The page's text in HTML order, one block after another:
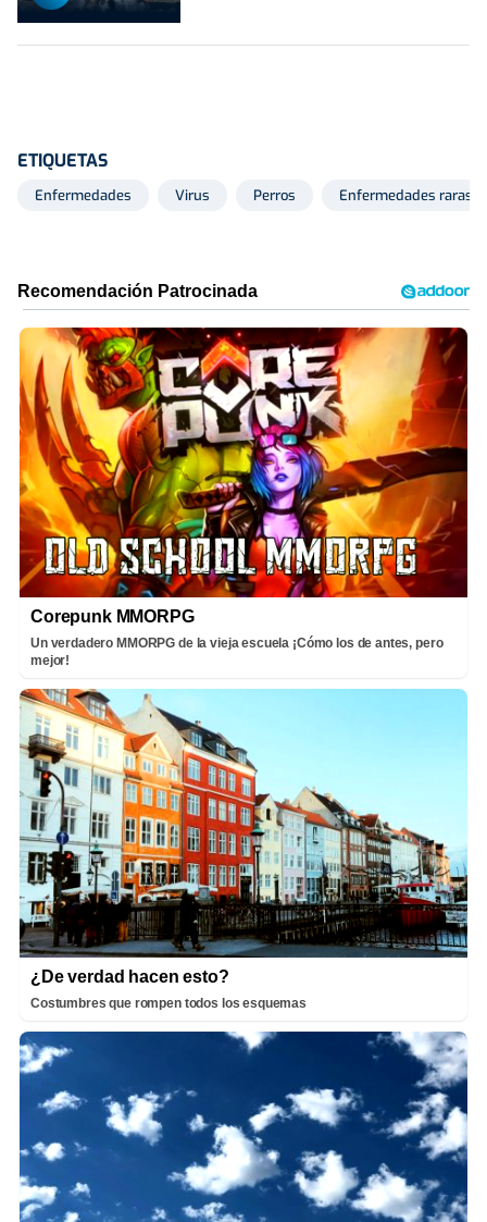
ETIQUETAS
Enfermedades Virus Perros Enfermedades raras
Corepunk MMORPG
Un verdadero MMORPG de la vieja escuela ¡Cómo los de antes, pero
mejor!
¿De verdad hacen esto?
Costumbres que rompen todos los esquemas